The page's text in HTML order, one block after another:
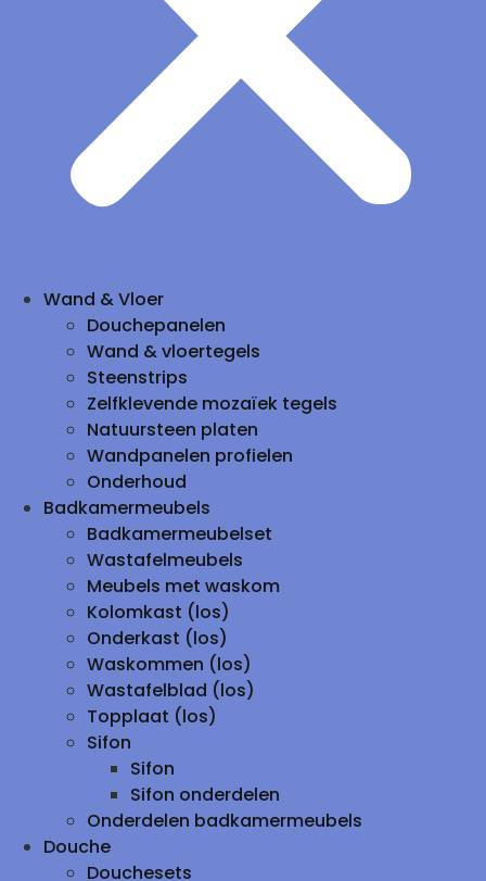
Wand & Vloer
Douchepanelen
Wand & vloertegels
Steenstrips
Zelfklevende mozaïek tegels
Natuursteen platen
Wandpanelen profielen
Onderhoud
Badkamermeubels
Badkamermeubelset
Wastafelmeubels
Meubels met waskom
Kolomkast (los)
Onderkast (los)
Waskommen (los)
Wastafelblad (los)
Topplaat (los)
Sifon
Sifon
Sifon onderdelen
Onderdelen badkamermeubels
Douche
Douchesets